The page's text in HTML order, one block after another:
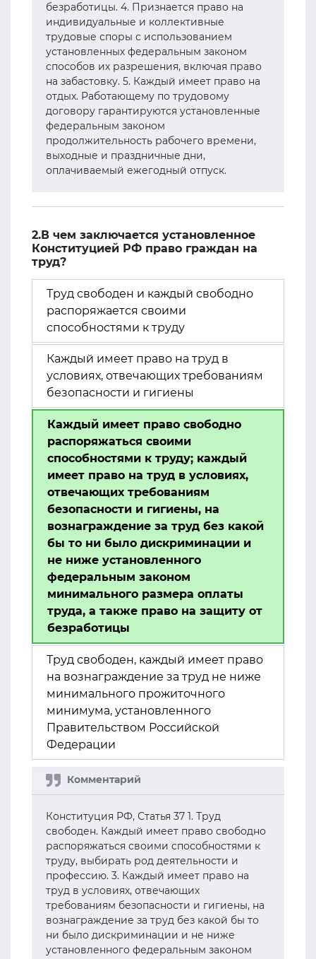
безработицы. 4. Признается право на
индивидуальные и коллективные
трудовые споры с использованием
установленных федеральным законом
способов их разрешения, включая право
на забастовку. 5. Каждый имеет право на
отдых. Работающему по трудовому
договору гарантируются установленные
федеральным законом
продолжительность рабочего времени,
выходные и праздничные дни,
оплачиваемый ежегодный отпуск.
2.В чем заключается установленное
Конституцией РФ право граждан на
труд?
Труд свободен и каждый свободно
распоряжается своими
способностями к труду
Каждый имеет право на труд в
условиях, отвечающих требованиям
безопасности и гигиены
Каждый имеет право свободно
распоряжаться своими
способностями к труду; каждый
имеет право на труд в условиях,
отвечающих требованиям
безопасности и гигиены, на
вознаграждение за труд без какой
бы то ни было дискриминации и
не ниже установленного
федеральным законом
минимального размера оплаты
труда, а также право на защиту от
безработицы
Труд свободен, каждый имеет право
на вознаграждение за труд не ниже
минимального прожиточного
минимума, установленного
Правительством Российской
Федерации
Конституция РФ, Статья 37 1. Труд
свободен. Каждый имеет право свободно
распоряжаться своими способностями к
труду, выбирать род деятельности и
профессию. 3. Каждый имеет право на
труд в условиях, отвечающих
требованиям безопасности и гигиены, на
вознаграждение за труд без какой бы то
ни было дискриминации и не ниже
установленного федеральным законом